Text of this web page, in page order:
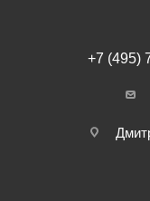
+7 (495)